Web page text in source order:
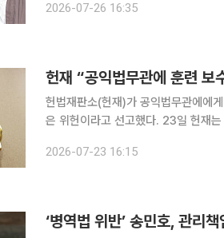
는 장윤기의 범행으로 사망한 이채원
2026-07-26 16:35
헌재 “공익법무관에 훈련 보
헌법재판소(헌재)가 공익법무관에에
은 위헌이라고 선고했다. 23일 헌재는 재판관 전원 일치 의견으로 군인보수법 제2조 제1항에서 ‘군
인 기초군사훈련은 전투력 함양을 목
2026-07-23 16:15
‘병역법 위반’ 송민호, 관리